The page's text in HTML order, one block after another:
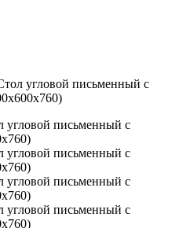
угловой письменный с